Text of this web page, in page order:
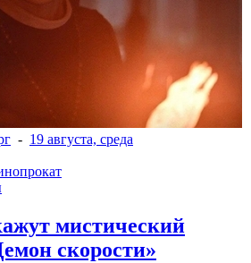
- 19 августа, среда
мистический
скорости»